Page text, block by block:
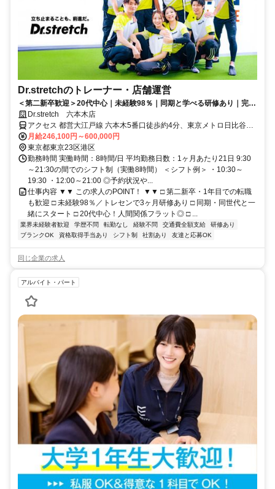
Dr.stretchのトレーナー・店舗運営
＜第二新卒歓迎＞20代中心｜未経験98％｜同期と学べる研修あり｜完全
週休2日｜ネイル・ピアスOK
Dr.stretch 六本木店
アクセス 都営大江戸線 六本木5番口徒歩約4分、東京メトロ日比谷線
六本木5番口徒歩約4分、東京メトロ南北線 六本木一丁目2番口徒歩約
8分 六本木駅3番出口より徒歩4分
月給246,100円～600,000円
東京都東京23区港区
勤務時間 実働時間：8時間/日 平均勤務日数：1ヶ月あたり21日 9:30
～21:30の間でのシフト制（実働8時間） ＜シフト例＞ ・10:30～
19:30 ・12:00～21:00 ◎予約状況や...
仕事内容 ▼▼ この求人のPOINT！ ▼▼ □ 第二新卒・1年目での転職
も歓迎 □ 未経験98％／トレセンで3ヶ月研修あり □ 同期・同世代と一
緒にスタート □ 20代中心！人間関係フラット◎ □ ...
業界未経験者歓迎 学歴不問 転勤なし 経験不問 交通費全額支給
研修あり
ブランクOK
資格取得手当あり シフト制 社割あり 友達と応募OK
同じ企業の求人
アルバイト・パート